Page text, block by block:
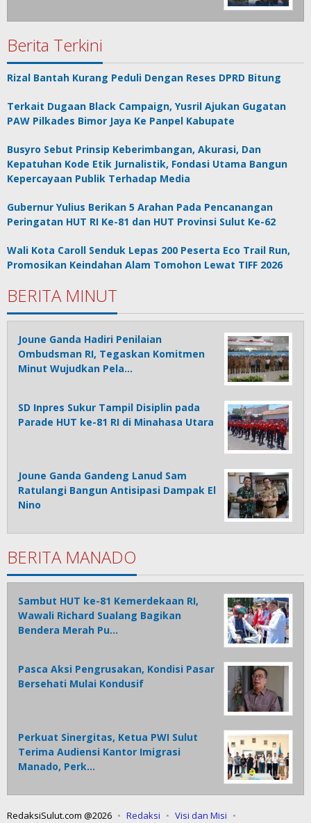
Berita Terkini
Rizal Bantah Kurang Peduli Dengan Reses DPRD Bitung
Terkait Dugaan Black Campaign, Yusril Ajukan Gugatan
PAW Pilkades Bimor Jaya Ke Panpel Kabupate
Busyro Sebut Prinsip Keberimbangan, Akurasi, Dan
Kepatuhan Kode Etik Jurnalistik, Fondasi Utama Bangun
Kepercayaan Publik Terhadap Media
Gubernur Yulius Berikan 5 Arahan Pada Pencanangan
Peringatan HUT RI Ke-81 dan HUT Provinsi Sulut Ke-62
Wali Kota Caroll Senduk Lepas 200 Peserta Eco Trail Run,
Promosikan Keindahan Alam Tomohon Lewat TIFF 2026
BERITA MINUT
Joune Ganda Hadiri Penilaian
Ombudsman RI, Tegaskan Komitmen
Minut Wujudkan Pela…
SD Inpres Sukur Tampil Disiplin pada
Parade HUT ke-81 RI di Minahasa Utara
Joune Ganda Gandeng Lanud Sam
Ratulangi Bangun Antisipasi Dampak El
Nino
BERITA MANADO
Sambut HUT ke-81 Kemerdekaan RI,
Wawali Richard Sualang Bagikan
Bendera Merah Pu…
Pasca Aksi Pengrusakan, Kondisi Pasar
Bersehati Mulai Kondusif
Perkuat Sinergitas, Ketua PWI Sulut
Terima Audiensi Kantor Imigrasi
Manado, Perk…
RedaksiSulut.com @2026 Redaksi
Visi dan Misi